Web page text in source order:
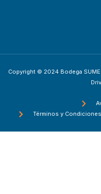
Copyright © 2024 Bodega
Términos y